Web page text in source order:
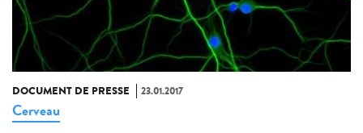
DOCUMENT DE PRESSE 23.01.2017
Cerveau